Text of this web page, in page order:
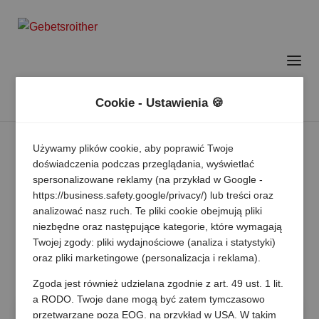
Cookie - Ustawienia 🍪
Używamy plików cookie, aby poprawić Twoje
doświadczenia podczas przeglądania, wyświetlać
spersonalizowane reklamy (na przykład w Google -
https://business.safety.google/privacy/) lub treści oraz
analizować nasz ruch. Te pliki cookie obejmują pliki
niezbędne oraz następujące kategorie, które wymagają
Twojej zgody: pliki wydajnościowe (analiza i statystyki)
oraz pliki marketingowe (personalizacja i reklama).
Zgoda jest również udzielana zgodnie z art. 49 ust. 1 lit.
a RODO. Twoje dane mogą być zatem tymczasowo
przetwarzane poza EOG, na przykład w USA. W takim